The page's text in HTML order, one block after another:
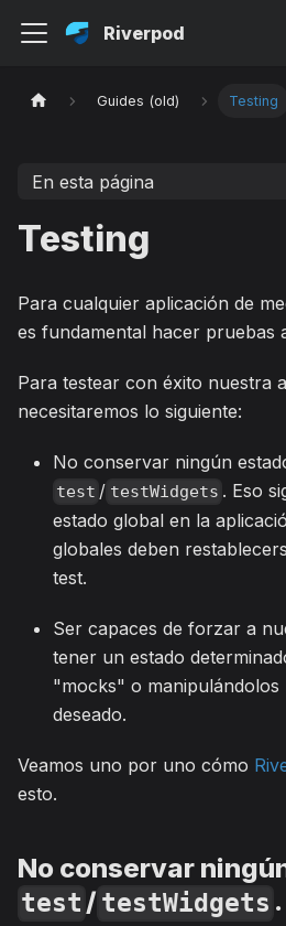
Riverpod
Guides (old) Testing
En esta página
Testing
Para cualquier aplicación de
es fundamental hacer pruebas
Para testear con éxito nuestra
necesitaremos lo siguiente:
No conservar ningún
test / testWidgets . Eso
estado global en la
globales deben
test.
Ser capaces de forzar a
tener un estado
"mocks" o manipulándolos
deseado.
Veamos uno por uno cómo
esto.
No conservar
test /testWidgets .